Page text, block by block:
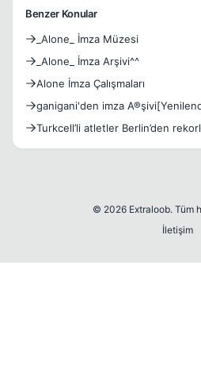
Benzer Konular
_Alone_ İmza Müzesi
_Alone_ İmza Arşivi^^
Alone İmza Çalışmaları
ganigani'den imza
Turkcell’li atletler Berlin’den
© 2026 Extraloob. Tüm
İletişim